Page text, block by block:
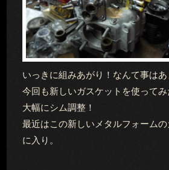
いっきに組みあがり！なんて事は
今回も新しいガスケットを使って
大幅にシム調整！
最近はこの新しいメタルフォーム
に入り。